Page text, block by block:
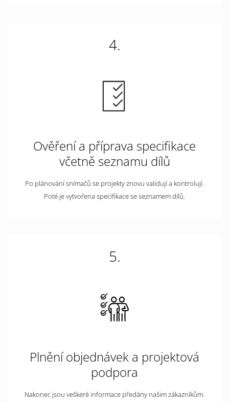
4.
Ověření a příprava specifikace
včetně seznamu dílů
Po plánování snímačů se projekty znovu validují a kontrolují.
Poté je vytvořena specifikace se seznamem dílů.
5.
Plnění objednávek a projektová
podpora
Nakonec jsou veškeré informace předány našim zákazníkům.